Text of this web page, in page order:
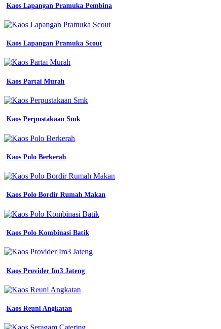
Kaos Lapangan Pramuka Pembina
Kaos Lapangan Pramuka Scout
Kaos Partai Murah
Kaos Perpustakaan Smk
Kaos Polo Berkerah
Kaos Polo Bordir Rumah Makan
Kaos Polo Kombinasi Batik
Kaos Provider Im3 Jateng
Kaos Reuni Angkatan